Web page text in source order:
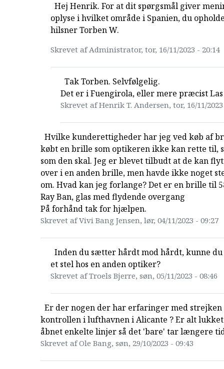
Hej Henrik. For at dit spørgsmål giver
oplyse i hvilket område i Spanien, du
hilsner Torben W.
Skrevet af Administrator, tor, 16/11/2023 - 20:14
Tak Torben. Selvfølgelig.
Det er i Fuengirola, eller mere præcist Las
Skrevet af Henrik T. Andersen, tor, 16/11/2023
Hvilke kunderettigheder har jeg ved køb af
købt en brille som optikeren ikke kan rette til,
som den skal. Jeg er blevet tilbudt at de kan
over i en anden brille, men havde ikke noget
om. Hvad kan jeg forlange? Det er en brille til
Ray Ban, glas med flydende overgang
På forhånd tak for hjælpen.
Skrevet af Vivi Bang Jensen, lør, 04/11/2023 - 09:27
Inden du sætter hårdt mod hårdt, kunne du
et stel hos en anden optiker?
Skrevet af Troels Bjerre, søn, 05/11/2023 - 08:46
Er der nogen der har erfaringer med
kontrollen i lufthavnen i Alicante ? Er alt
åbnet enkelte linjer så det 'bare' tar længere
Skrevet af Ole Bang, søn, 29/10/2023 - 09:43